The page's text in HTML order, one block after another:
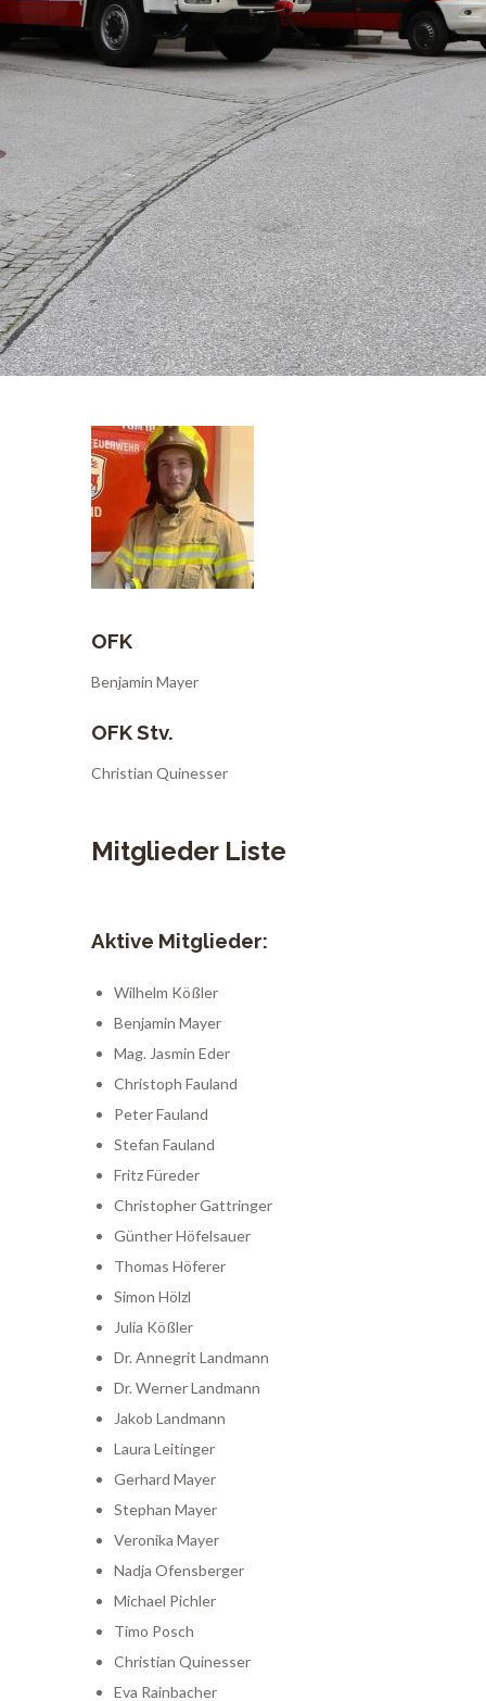
OFK
Benjamin Mayer
OFK Stv.
Christian Quinesser
Mitglieder Liste
Aktive Mitglieder:
Wilhelm Kößler
Benjamin Mayer
Mag. Jasmin Eder
Christoph Fauland
Peter Fauland
Stefan Fauland
Fritz Füreder
Christopher Gattringer
Günther Höfelsauer
Thomas Höferer
Simon Hölzl
Julia Kößler
Dr. Annegrit Landmann
Dr. Werner Landmann
Jakob Landmann
Laura Leitinger
Gerhard Mayer
Stephan Mayer
Veronika Mayer
Nadja Ofensberger
Michael Pichler
Timo Posch
Christian Quinesser
Eva Rainbacher